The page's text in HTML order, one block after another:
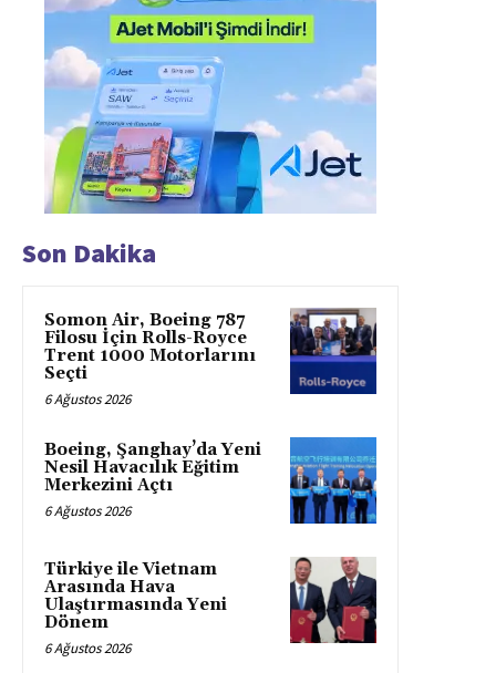
Son Dakika
Somon Air, Boeing 787
Filosu İçin Rolls-Royce
Trent 1000 Motorlarını
Seçti
6 Ağustos 2026
Boeing, Şanghay’da Yeni
Nesil Havacılık Eğitim
Merkezini Açtı
6 Ağustos 2026
Türkiye ile Vietnam
Arasında Hava
Ulaştırmasında Yeni
Dönem
6 Ağustos 2026